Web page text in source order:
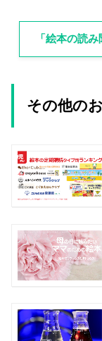
「絵本の読
その他の